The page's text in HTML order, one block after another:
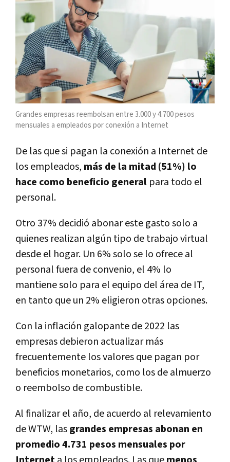
Grandes empresas reembolsan entre 3.000 y 4.700 pesos
mensuales a empleados por conexión a Internet
De las que si pagan la conexión a Internet de
los empleados, más de la mitad (51%) lo
hace como beneficio general para todo el
personal.
Otro 37% decidió abonar este gasto solo a
quienes realizan algún tipo de trabajo virtual
desde el hogar. Un 6% solo se lo ofrece al
personal fuera de convenio, el 4% lo
mantiene solo para el equipo del área de IT,
en tanto que un 2% eligieron otras opciones.
Con la inflación galopante de 2022 las
empresas debieron actualizar más
frecuentemente los valores que pagan por
beneficios monetarios, como los de almuerzo
o reembolso de combustible.
Al finalizar el año, de acuerdo al relevamiento
de WTW, lasgrandes empresas abonan en
promedio 4.731 pesos mensuales por